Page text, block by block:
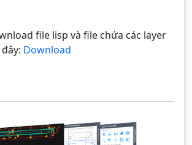
file lisp và file chứa các layer
Download